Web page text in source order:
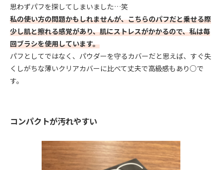
思わずパフを探してしまいました…笑
私の使い方の問題かもしれませんが、こちらのパフだと乗せる際
少し肌と擦れる感覚があり、肌にストレスがかかるので、私は毎
回ブラシを使用しています。
パフとしてではなく、パウダーを守るカバーだと思えば、すぐ失
くしがちな薄いクリアカバーに比べて丈夫で高級感もあり○で
す。
コンパクトが汚れやすい